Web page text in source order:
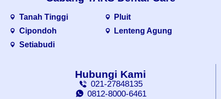
Tanah Tinggi
Cipondoh
Setiabudi
Pluit
Lenteng Agung
Hubungi Kami
021-27848135
0812-8000-6461